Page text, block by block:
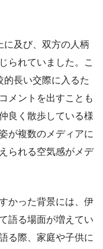
に及び、双方の人柄
られていました。こ
長い交際に入るた
メントを出すことも
良く散歩している様
が複数のメディアに
られる空気感がメデ
かった背景には、伊
語る場面が増えてい
る際、家庭や子供に